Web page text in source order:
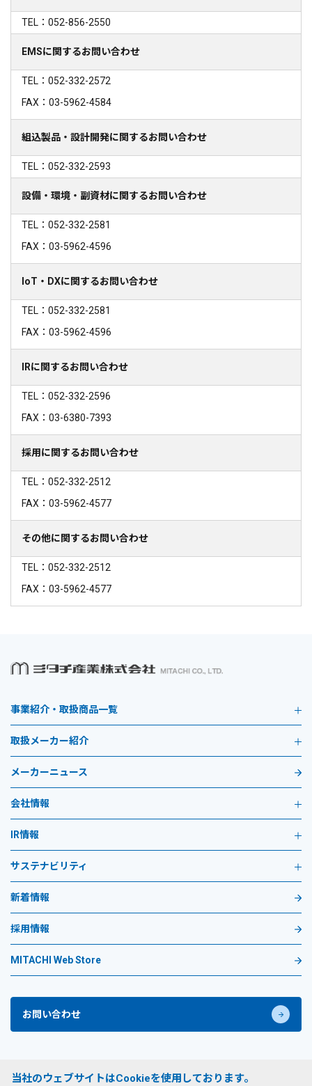
TEL：052-856-2550
EMSに関するお問い合わせ
TEL：052-332-2572
FAX：03-5962-4584
組込製品・設計開発に関するお問い合わせ
TEL：052-332-2593
設備・環境・副資材に関するお問い合わせ
TEL：052-332-2581
FAX：03-5962-4596
IoT・DXに関するお問い合わせ
TEL：052-332-2581
FAX：03-5962-4596
IRに関するお問い合わせ
TEL：052-332-2596
FAX：03-6380-7393
採用に関するお問い合わせ
TEL：052-332-2512
FAX：03-5962-4577
その他に関するお問い合わせ
TEL：052-332-2512
FAX：03-5962-4577
事業紹介・取扱商品一覧
取扱メーカー紹介
メーカーニュース
会社情報
IR情報
サステナビリティ
新着情報
採用情報
MITACHI Web Store
お問い合わせ
当社のウェブサイトはCookieを使用しております。